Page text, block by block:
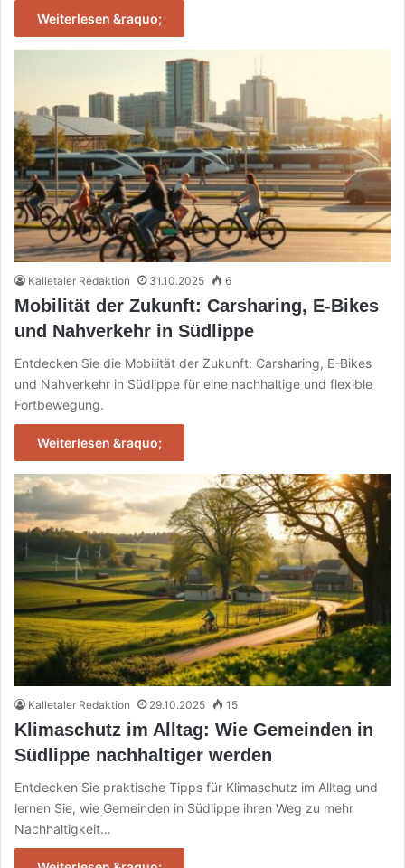
Weiterlesen &raquo;
Kalletaler Redaktion 31.10.2025 6
Mobilität der Zukunft: Carsharing, E-Bikes
und Nahverkehr in Südlippe
Entdecken Sie die Mobilität der Zukunft: Carsharing, E-Bikes
und Nahverkehr in Südlippe für eine nachhaltige und flexible
Fortbewegung.
Weiterlesen &raquo;
Kalletaler Redaktion 29.10.2025 15
Klimaschutz im Alltag: Wie Gemeinden in
Südlippe nachhaltiger werden
Entdecken Sie praktische Tipps für Klimaschutz im Alltag und
lernen Sie, wie Gemeinden in Südlippe ihren Weg zu mehr
Nachhaltigkeit…